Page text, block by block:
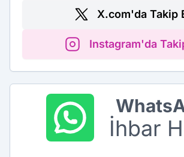
X.com'da Takip
Instagram'da
İhbar